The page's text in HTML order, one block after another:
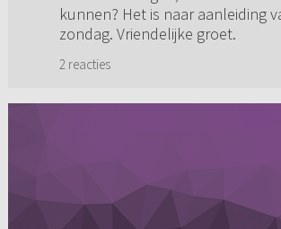
kunnen? Het is naar aanleiding
zondag. Vriendelijke groet.
2 reacties